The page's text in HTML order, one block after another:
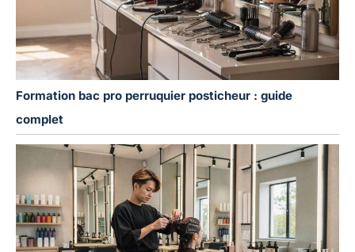
Formation bac pro perruquier posticheur : guide
complet